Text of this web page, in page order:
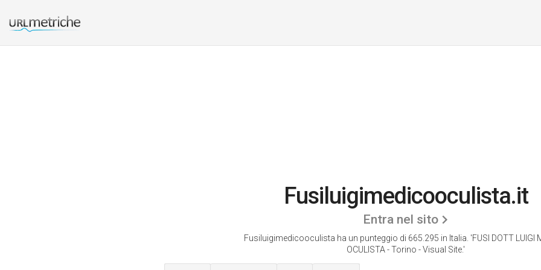
Fusiluigimedicooculista.it
Entra nel sito
Fusiluigimedicooculista ha un punteggio di 665.295 in Italia. 'FUSI DOTT LUIGI
OCULISTA - Torino - Visual Site.'